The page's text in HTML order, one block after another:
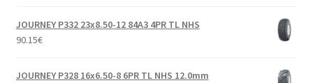
JOURNEY P332 23x8.50-12 84A3 4PR TL NHS
90.15€
JOURNEY P328 16x6.50-8 6PR TL NHS 12.0mm